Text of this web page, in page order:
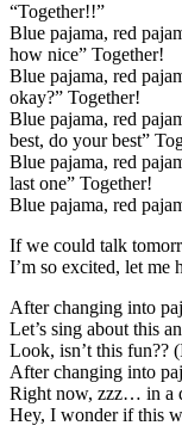
“Together!!”
Blue pajama, red
how nice” Together!
Blue pajama, red
okay?” Together!
Blue pajama, red
best, do your best”
Blue pajama, red
last one” Together!
Blue pajama, red
If we could talk
I’m so excited, let me
After changing into
Let’s sing about this
Look, isn’t this fun??
After changing into
Right now, zzz… in a
Hey, I wonder if this